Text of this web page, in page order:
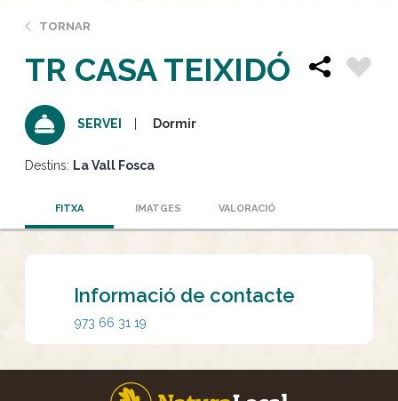
TORNAR
TR CASA TEIXIDÓ
SERVEI Dormir
Destins: La Vall Fosca
FITXA IMATGES VALORACIÓ
Informació de contacte
973 66 31 19